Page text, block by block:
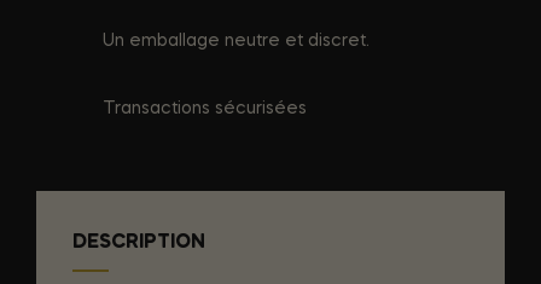
Un emballage neutre et discret.
Transactions sécurisées
DESCRIPTION